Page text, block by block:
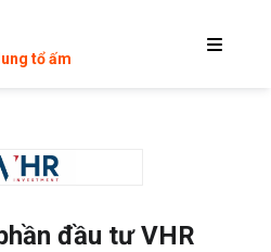
tổ ấm
đầu tư VHR